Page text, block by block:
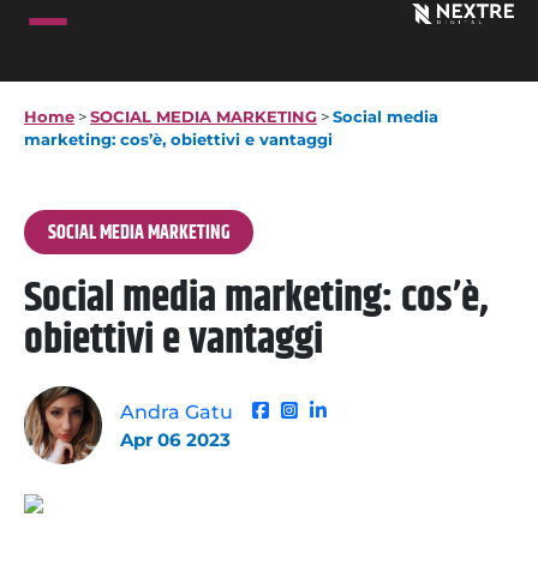
Home >SOCIAL MEDIA MARKETING >Social media
marketing: cos’è, obiettivi e vantaggi
SOCIAL MEDIA MARKETING
Social media marketing: cos’è,
obiettivi e vantaggi
Andra Gatu
Apr 06 2023